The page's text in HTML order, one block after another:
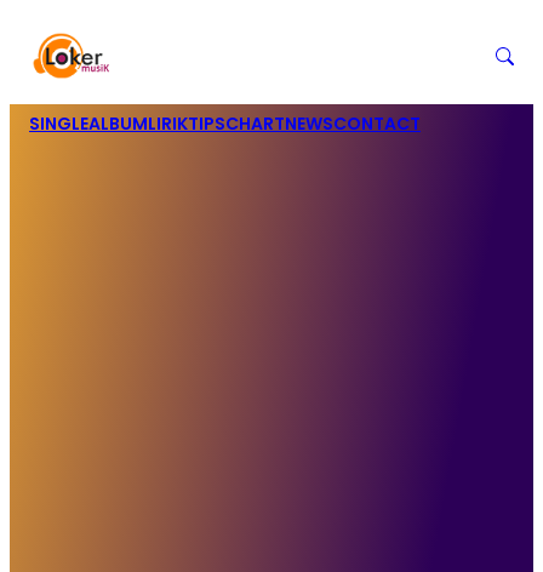
SINGLEALBUMLIRIKTIPSCHARTNEWSCONTACT